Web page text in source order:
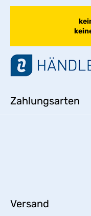
Zahlungsarten
Versand